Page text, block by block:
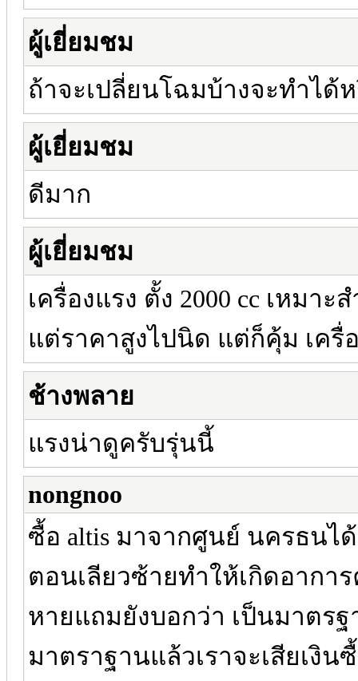
ผู้เยี่ยมชม
ถ้าจะเปลี่ยนโฉมบ้างจะทำได้ห
ผู้เยี่ยมชม
ดีมาก
ผู้เยี่ยมชม
เครื่องแรง ตั้ง 2000 cc เหมา
แต่ราคาสูงไปนิด แต่ก็คุ้ม เครื่อ
ช้างพลาย
แรงน่าดูครับรุ่นนี้
nongnoo
ซื้อ altis มาจากศูนย์ นครธนไ
ตอนเลียวซ้ายทำให้เกิดอากา
หายแถมยังบอกว่า เป็นมาตร
มาตราฐานแล้วเราจะเสียเงิ